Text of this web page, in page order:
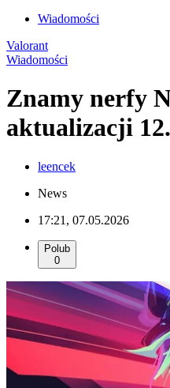
Wiadomości
Valorant
Wiadomości
Znamy nerfy
aktualizacji
leencek
News
17:21, 07.05.2026
Polub
0